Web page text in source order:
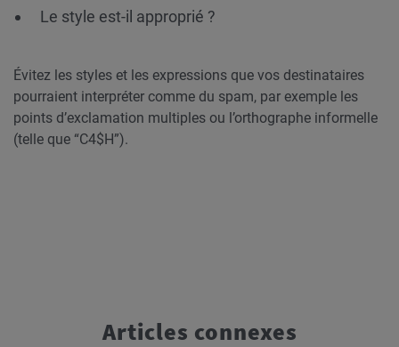
Le style est-il approprié ?
Évitez les styles et les expressions que vos destinataires
pourraient interpréter comme du spam, par exemple les
points d’exclamation multiples ou l’orthographe informelle
(telle que “C4$H”).
Articles connexes